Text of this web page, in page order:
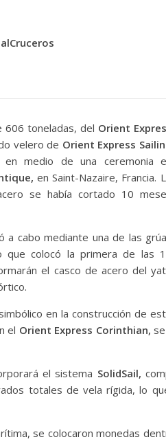
606 toneladas, del Orient
velero de Orient Express
en medio de una ceremonia
en Saint-Nazaire, Francia.
se había cortado 10
a cabo mediante una de las
que colocó la primera de las
el casco de acero del
en la construcción de
el Orient Express Corinthian,
el sistema SolidSail,
totales de vela rígida, lo
se colocaron monedas